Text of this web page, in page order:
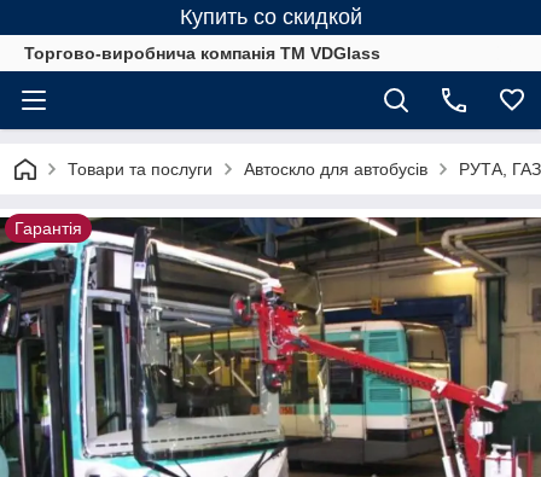
Купить со скидкой
Торгово-виробнича компанія ТМ VDGlass
Товари та послуги Автоскло для автобуcів РУТА, ГАЗ
Гарантія